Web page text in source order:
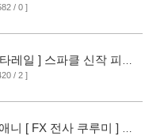
/ 0 ]
레일 ] 스파클 신작 피규
/ 2 ]
니 [ FX 전사 쿠루미 ] PV